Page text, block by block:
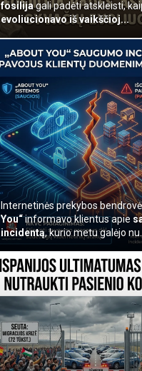
fosilijagali padėti atskleisti,
evoliucionavo iš vaikščioj...
Internetinės prekybos
You“informavo klientus apie
incidentą, kurio metu galėjo nu...